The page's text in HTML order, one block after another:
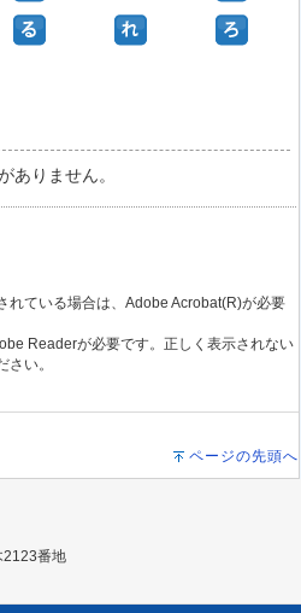
ありません。
ている場合は、Adobe Acrobat(R)が必要
Readerが必要です。正しく表示されない
さい。
ページの先頭へ
2123番地